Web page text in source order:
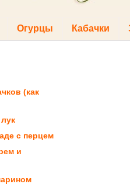
Огурцы Кабачки
(как
с перцем
и